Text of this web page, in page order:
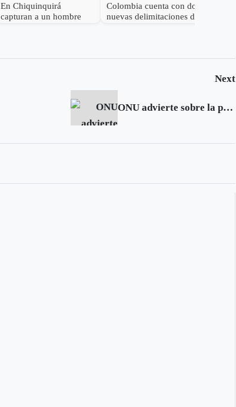
En Chiquinquirá
capturan a un hombre
Colombia cuenta con dos
nuevas delimitaciones de
Next
ONU advierte sobre la posibilidad de terrorismo nuclear